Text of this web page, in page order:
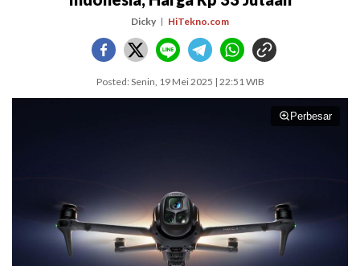
Dicky HiTekno.com
Posted: Senin, 19 Mei 2025 | 22:51 WIB
Perbesar